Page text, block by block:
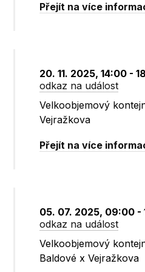
Přejít na více
20. 11. 2025, 14:00 -
odkaz na událost
Velkoobjemový
Vejražkova
Přejít na více
05. 07. 2025, 09:00 -
odkaz na událost
Velkoobjemový
Baldové x Vejražkova